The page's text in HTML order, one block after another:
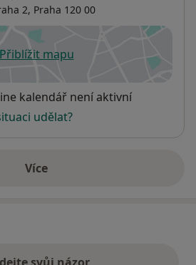
2, Praha 120 00
mapu
se otevře v nové záložce
kalendář není aktivní
udělat?
Víceo adrese